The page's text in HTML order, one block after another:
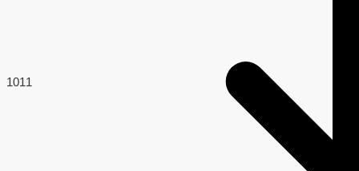
1011